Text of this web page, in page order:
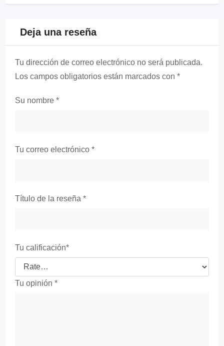
Deja una reseña
Tu dirección de correo electrónico no será publicada.
Los campos obligatorios están marcados con *
Su nombre *
Tu correo electrónico *
Título de la reseña *
Tu calificación*
Tu opinión *